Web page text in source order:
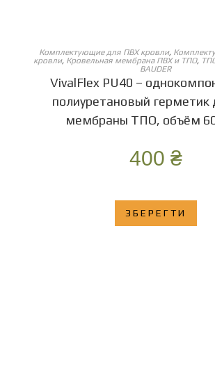
ОБЕРІТЬ ОПЦІЇ
Комплектующие для ПВХ кровли,
кровли, Кровельная мембрана ПВХ и ТПО,
BAUDER
VivalFlex PU40 –
полиуретановый герметик
мембраны ТПО, объём
400 ₴
ЗБЕРЕГТИ